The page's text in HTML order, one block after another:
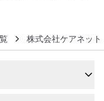
株式会社ケアネット